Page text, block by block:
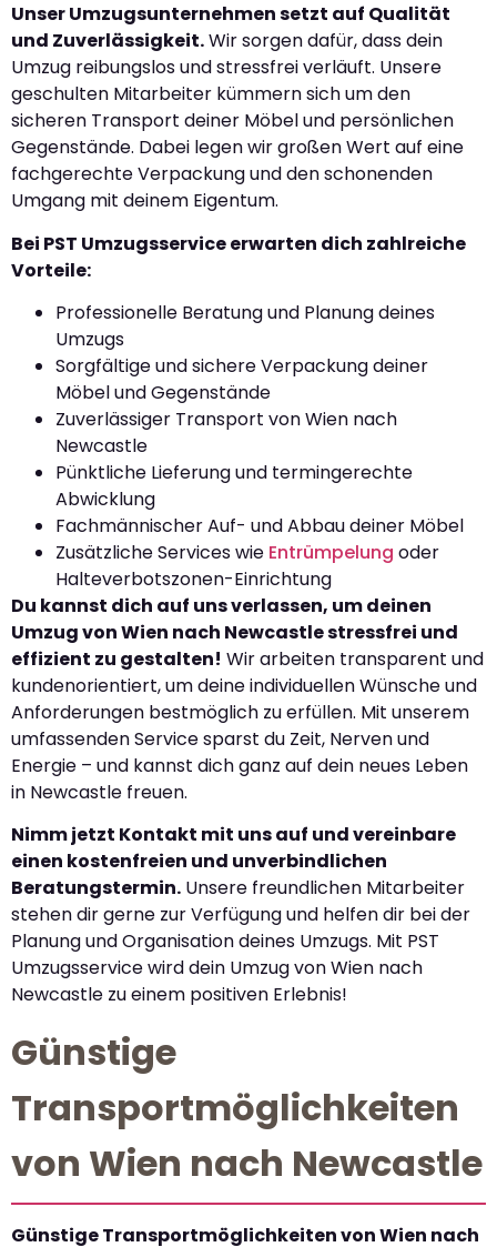
Unser Umzugsunternehmen setzt auf Qualität
und Zuverlässigkeit.Wir sorgen dafür, dass dein
Umzug reibungslos und stressfrei verläuft. Unsere
geschulten Mitarbeiter kümmern sich um den
sicheren Transport deiner Möbel und persönlichen
Gegenstände. Dabei legen wir großen Wert auf eine
fachgerechte Verpackung und den schonenden
Umgang mit deinem Eigentum.
Bei PST Umzugsservice erwarten dich zahlreiche
Vorteile:
Professionelle Beratung und Planung deines
Umzugs
Sorgfältige und sichere Verpackung deiner
Möbel und Gegenstände
Zuverlässiger Transport von Wien nach
Newcastle
Pünktliche Lieferung und termingerechte
Abwicklung
Fachmännischer Auf- und Abbau deiner Möbel
Zusätzliche Services wie Entrümpelung oder
Halteverbotszonen-Einrichtung
Du kannst dich auf uns verlassen, um deinen
Umzug von Wien nach Newcastle stressfrei und
effizient zu gestalten! Wir arbeiten transparent und
kundenorientiert, um deine individuellen Wünsche und
Anforderungen bestmöglich zu erfüllen. Mit unserem
umfassenden Service sparst du Zeit, Nerven und
Energie – und kannst dich ganz auf dein neues Leben
in Newcastle freuen.
Nimm jetzt Kontakt mit uns auf und vereinbare
einen kostenfreien und unverbindlichen
Beratungstermin. Unsere freundlichen Mitarbeiter
stehen dir gerne zur Verfügung und helfen dir bei der
Planung und Organisation deines Umzugs. Mit PST
Umzugsservice wird dein Umzug von Wien nach
Newcastle zu einem positiven Erlebnis!
Günstige
Transportmöglichkeiten
von Wien nach Newcastle
Günstige Transportmöglichkeiten von Wien nach